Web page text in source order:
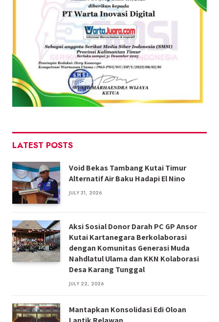
LATEST POSTS
Void Bekas Tambang Kutai Timur
Alternatif Air Baku Hadapi El Nino
JULY 31, 2026
Aksi Sosial Donor Darah PC GP Ansor
Kutai Kartanegara Berkolaborasi
dengan Komunitas Generasi Muda
Nahdlatul Ulama dan KKN Kolaborasi
Desa Karang Tunggal
JULY 22, 2026
Mantapkan Konsolidasi Edi Oloan